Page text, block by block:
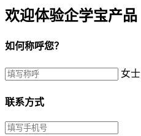
欢迎体验企学宝产品
如何称呼您？
女士
联系方式